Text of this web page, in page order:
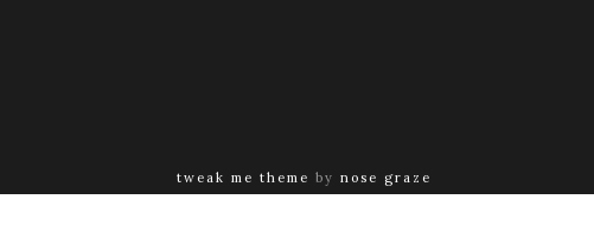
tweak me theme by nose graze